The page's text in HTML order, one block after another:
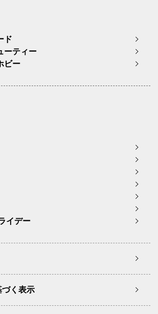
ド
ーティー
ビー
イデー
づく表示